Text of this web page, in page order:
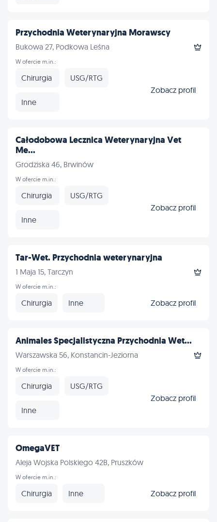
Przychodnia Weterynaryjna Morawscy
Bukowa 27, Podkowa Leśna
W ofercie m.in.:
Chirurgia USG/RTG
Inne
Zobacz profil
Całodobowa Lecznica Weterynaryjna Vet
Me...
Grodziska 46, Brwinów
W ofercie m.in.:
Chirurgia USG/RTG
Inne
Zobacz profil
Tar-Wet. Przychodnia weterynaryjna
1 Maja 15, Tarczyn
W ofercie m.in.:
Chirurgia Inne Zobacz profil
Animales Specjalistyczna Przychodnia Wet...
Warszawska 56, Konstancin-Jeziorna
W ofercie m.in.:
Chirurgia USG/RTG
Inne
Zobacz profil
OmegaVET
Aleja Wojska Polskiego 42B, Pruszków
W ofercie m.in.:
Chirurgia Inne Zobacz profil